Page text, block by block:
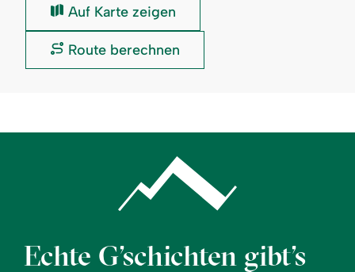
Golfplatz
Auf Karte zeigen
Golfplatz
Route berechnen
Echte G’schichten gibt’s